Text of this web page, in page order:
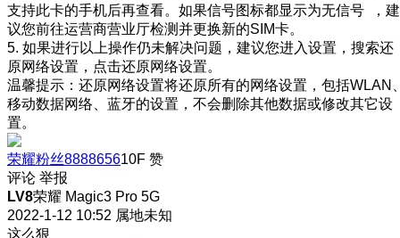
支持此卡的手机后再查看。如果信号图标都显示为无信号 ，建
议您前往运营商营业厅检测并更换新的SIM卡。
5. 如果进行以上操作仍未解决问题，建议您进入设置，搜索还
原网络设置，点击还原网络设置。
温馨提示：还原网络设置将还原所有的网络设置，包括WLAN
移动数据网络、蓝牙的设置，不会删除其他数据或修改其它设
置。
荣耀粉丝888865610F 赞
评论 举报
LV8荣耀 Magic3 Pro 5G
2022-1-12 10:52 属地未知
这么狠